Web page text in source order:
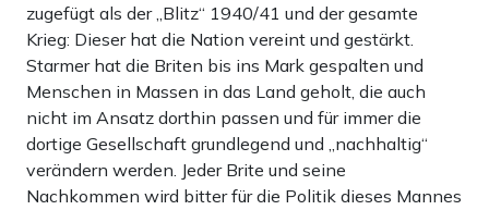
zugefügt als der „Blitz“ 1940/41 und der gesamte
Krieg: Dieser hat die Nation vereint und gestärkt.
Starmer hat die Briten bis ins Mark gespalten und
Menschen in Massen in das Land geholt, die auch
nicht im Ansatz dorthin passen und für immer die
dortige Gesellschaft grundlegend und „nachhaltig“
verändern werden. Jeder Brite und seine
Nachkommen wird bitter für die Politik dieses Mannes